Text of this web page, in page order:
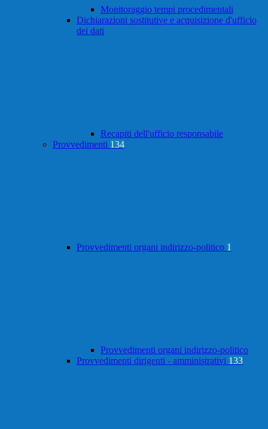
Monitoraggio tempi procedimentali
Dichiarazioni sostitutive e acquisizione d'ufficio
dei dati
Recapiti dell'ufficio responsabile
Provvedimenti 134
Provvedimenti organi indirizzo-politico 1
Provvedimenti organi indirizzo-politico
Provvedimenti dirigenti - amministrativi 133